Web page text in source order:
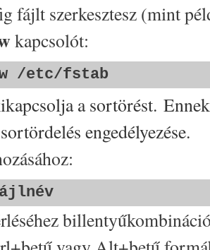
fájlt szerkesztesz (mint
kapcsolót:
/etc/fstab
a sortörést.
engedélyezése.